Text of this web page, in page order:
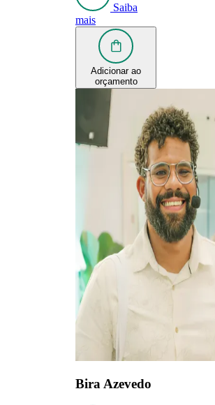
Saiba
mais
Adicionar ao
orçamento
Bira Azevedo